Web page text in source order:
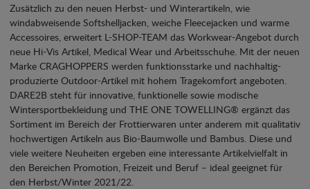
Zusätzlich zu den neuen Herbst- und Winterartikeln, wie
windabweisende Softshelljacken, weiche Fleecejacken und warme
Accessoires, erweitert L-SHOP-TEAM das Workwear-Angebot durch
neue Hi-Vis Artikel, Medical Wear und Arbeitsschuhe. Mit der neuen
Marke CRAGHOPPERS werden funktionsstarke und nachhaltig-
produzierte Outdoor-Artikel mit hohem Tragekomfort angeboten.
DARE2B steht für innovative, funktionelle sowie modische
Wintersportbekleidung und THE ONE TOWELLING® ergänzt das
Sortiment im Bereich der Frottierwaren unter anderem mit qualitativ
hochwertigen Artikeln aus Bio-Baumwolle und Bambus. Diese und
viele weitere Neuheiten ergeben eine interessante Artikelvielfalt in
den Bereichen Promotion, Freizeit und Beruf – ideal geeignet für
den Herbst/Winter 2021/22.